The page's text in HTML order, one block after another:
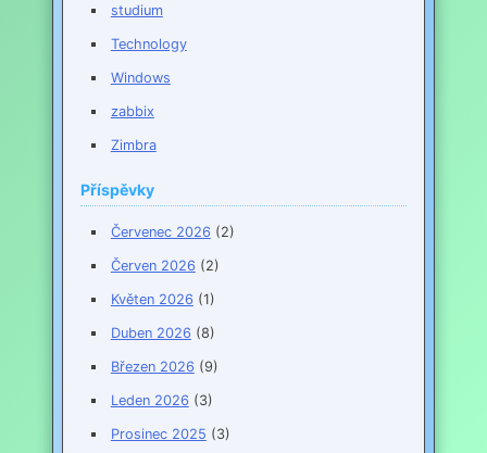
studium
Technology
Windows
zabbix
Zimbra
Příspěvky
Červenec 2026 (2)
Červen 2026 (2)
Květen 2026 (1)
Duben 2026 (8)
Březen 2026 (9)
Leden 2026 (3)
Prosinec 2025 (3)